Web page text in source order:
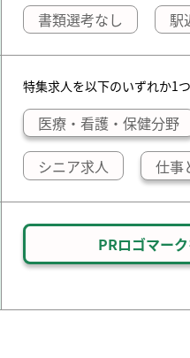
書類選考なし 駅
特集求人を以下のいずれか1
医療・看護・保健分野
シニア求人 仕事
PRロゴマー